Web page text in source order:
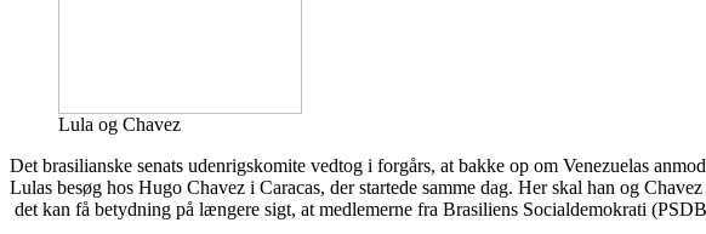
Lula og Chavez
Det brasilianske senats udenrigskomite vedtog i forgårs, at bakke op om Venezuelas
Lulas besøg hos Hugo Chavez i Caracas, der startede samme dag. Her skal han og
det kan få betydning på længere sigt, at medlemerne fra Brasiliens Socialdemokrati